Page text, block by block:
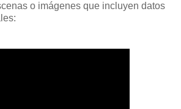
o imágenes que incluyen datos